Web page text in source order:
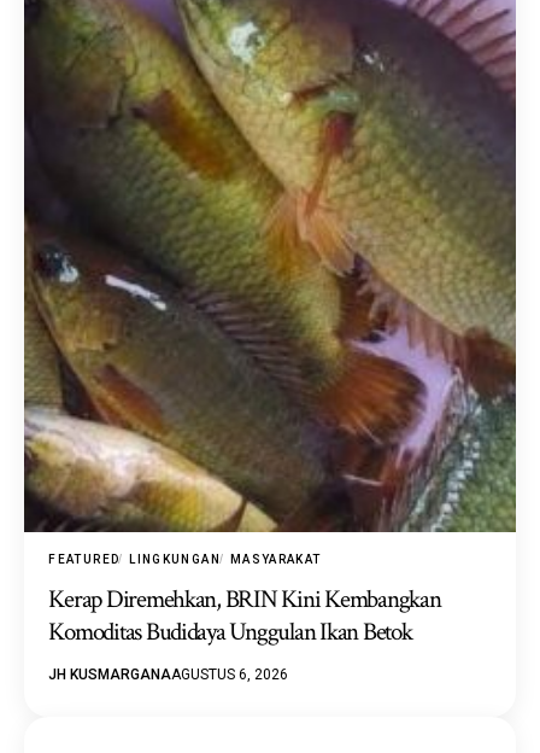
FEATURED LINGKUNGAN MASYARAKAT
Kerap Diremehkan, BRIN Kini Kembangkan
Komoditas Budidaya Unggulan Ikan Betok
JH KUSMARGANAAGUSTUS 6, 2026